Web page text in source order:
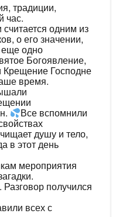
традиции,
час.
одним из
о его значении,
еще одно
Богоявление,
Крещение Господне
время.
Все вспомнили
душу и тело,
в этот день
мероприятия
получился
всех с